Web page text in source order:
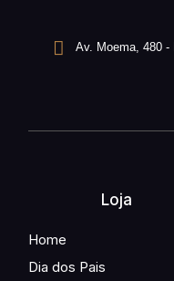
Av. Moema, 480 -
Loja
Home
Dia dos Pais